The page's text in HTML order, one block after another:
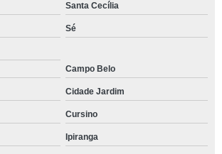
Santa Cecília
Sé
Campo Belo
Cidade Jardim
Cursino
Ipiranga